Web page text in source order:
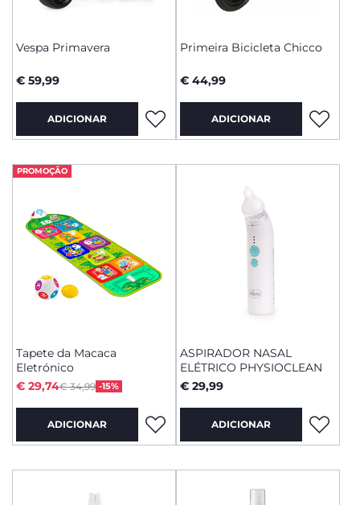
Vespa Primavera
€ 59,99
ADICIONAR
Primeira Bicicleta Chicco
€ 44,99
ADICIONAR
PROMOÇÃO
Tapete da Macaca
Eletrónico
Price reduced from
€ 34,99 -15%
to
€ 29,74
ADICIONAR
ASPIRADOR NASAL
ELÉTRICO PHYSIOCLEAN
€ 29,99
ADICIONAR